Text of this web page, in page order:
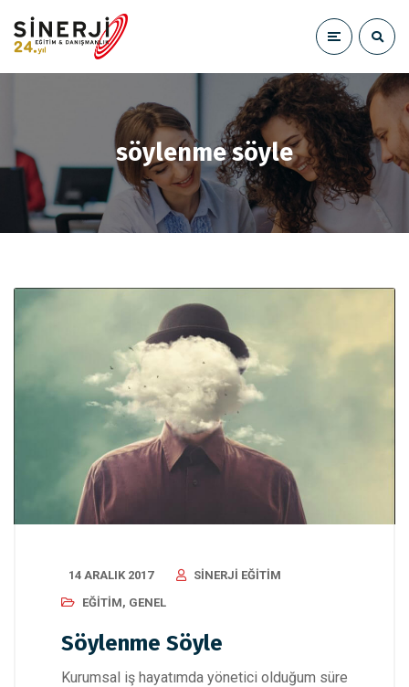
söylenme söyle
14 ARALIK 2017
SINERJI EĞITIM
EĞITIM, GENEL
Söylenme Söyle
Kurumsal iş hayatımda yönetici olduğum süre